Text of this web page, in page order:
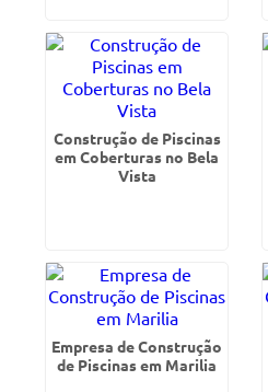
Construção de Piscinas
em Coberturas no Bela
Vista
Empresa de Construção
de Piscinas em Marilia